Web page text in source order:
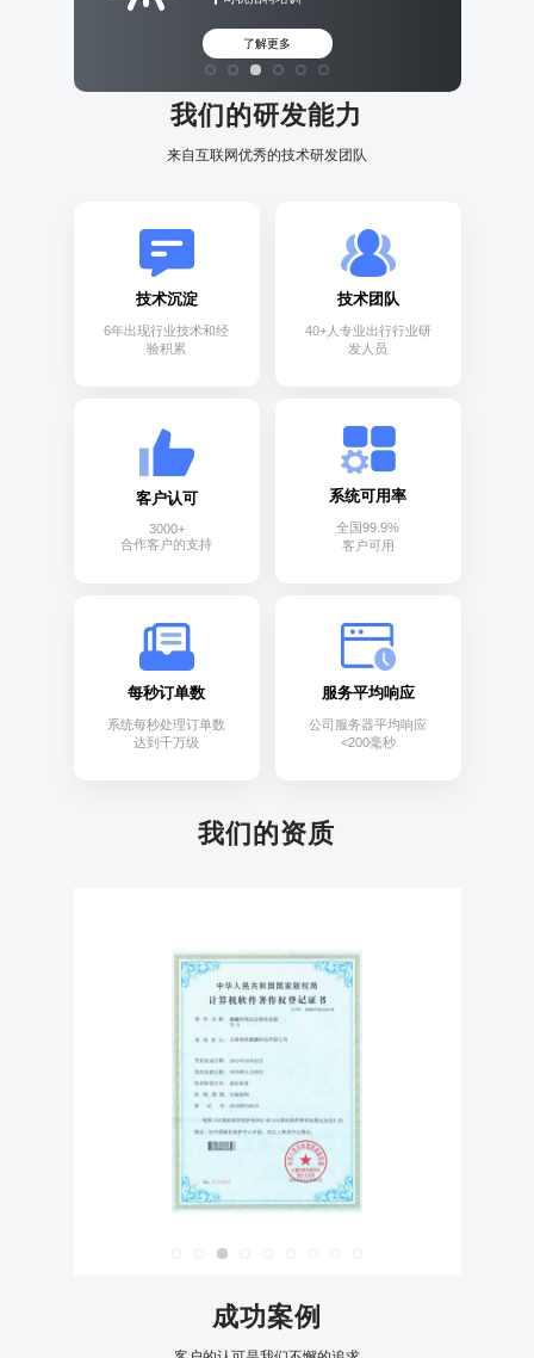
了解更多
我们的研发能力
来自互联网优秀的技术研发团队
技术沉淀
6年出现行业技术和经
验积累
技术团队
40+人专业出行行业研
发人员
客户认可
3000+
合作客户的支持
系统可用率
全国99.9%
客户可用
每秒订单数
系统每秒处理订单数
达到千万级
服务平均响应
公司服务器平均响应
<200毫秒
我们的资质
成功案例